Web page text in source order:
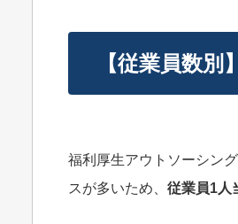
【従業員数
福利厚生アウトソーシン
スが多いため、 従業員1人